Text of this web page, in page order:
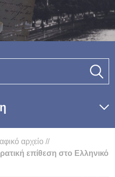
αρχείο //
επίθεση στο Ελληνικό